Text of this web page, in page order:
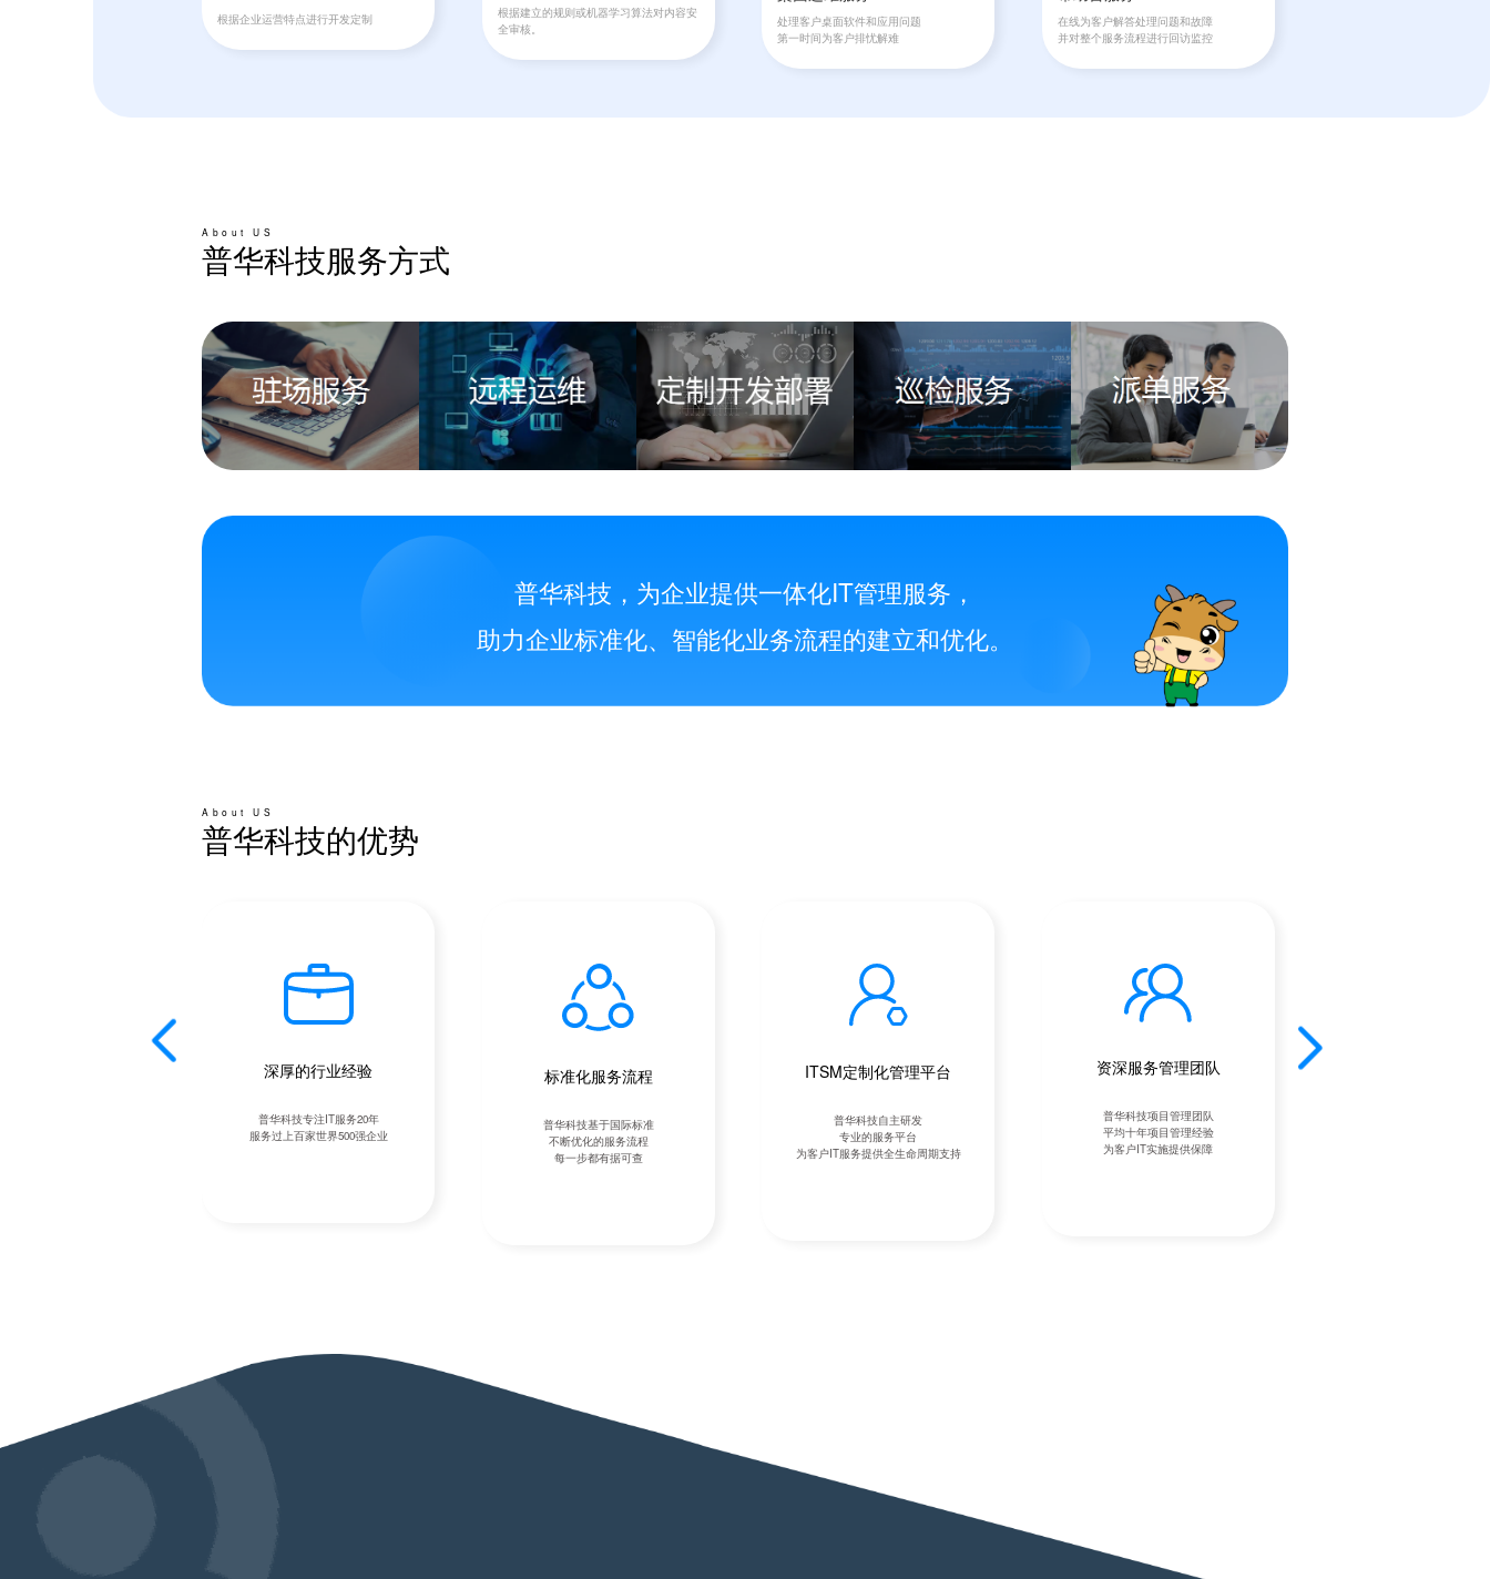
根据企业运营特点进行开发定制
根据建立的规则或机器学习算法对内容安
全审核。
处理客户桌面软件和应用问题
第一时间为客户排忧解难
在线为客户解答处理问题和故障
并对整个服务流程进行回访监控
About US
普华科技服务方式
普华科技，为企业提供一体化IT管理服务，
助力企业标准化、智能化业务流程的建立和优化。
About US
普华科技的优势
深厚的行业经验
普华科技专注IT服务20年
服务过上百家世界500强企业
标准化服务流程
普华科技基于国际标准
不断优化的服务流程
每一步都有据可查
ITSM定制化管理平台
普华科技自主研发
专业的服务平台
为客户IT服务提供全生命周期支持
资深服务管理团队
普华科技项目管理团队
平均十年项目管理经验
为客户IT实施提供保障